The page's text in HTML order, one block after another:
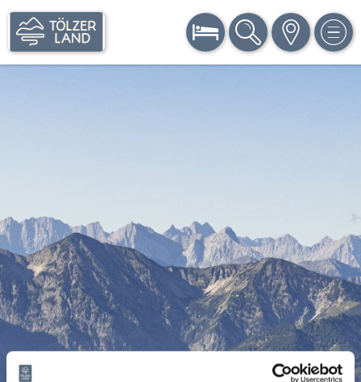
BUCHEN SUCHE KARTE MENÜ